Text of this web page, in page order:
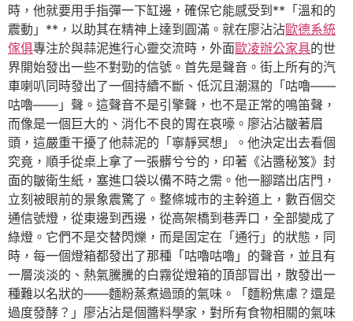
時，他就要用手指彈一下缸邊，確保它能感受到**「溫和的
震動」**，以助其在精神上達到圓滿。就在廖沾沾歐德系統
傢俱專注於與蒜泥進行心靈交流時，外面歐凌辦公家具的世
界開始發出一些不對勁的信號。首先是聲音。街上所有的汽
車喇叭同時發出了一個持續不斷、低沉且潮濕的「咕嚕——
咕嚕——」聲。這聲音不是引擎聲，也不是正常的鳴笛聲，
而像是一個巨大的、消化不良的胃在哀嚎。廖沾沾皺著眉
頭，這嚴重干擾了他蒜泥的「寧靜冥想」。他決定出去看個
究竟，順手從桌上拿了一張髒兮兮的，印著《沾醬秘笈》封
面的皺衛生紙，塞進口袋以備不時之需。他一腳踏出店門，
立刻被眼前的景象震驚了。整條城市的主幹道上，數百個交
通信號燈，從東邊到西邊，從高架橋到巷弄口，全部變成了
綠燈。它們不是交替閃爍，而是固定在「通行」的狀態，同
時，每一個燈箱都發出了那種「咕嚕咕嚕」的聲音，並且有
一層淡淡的、熱氣騰騰的白霧從燈箱的頂部冒出，散發出一
種難以名狀的——麵粉蒸煮過頭的氣味。「麵粉焦慮？還是
過度發酵？」廖沾沾是個醬料學家，對所有食物相關的氣味